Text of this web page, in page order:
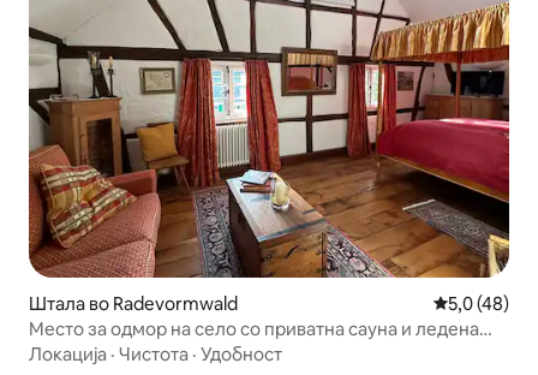
Штала во Radevormwald Просечна
5,0 (48)
Место за одмор на село со приватна сауна и ледена
бања
Локација · Чистота · Удобност